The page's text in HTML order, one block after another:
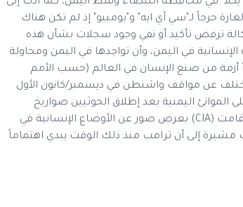
حرجاً لـ"سي آي ايه" و"بومبيو" إذ لم تكن هناك
ترفض تأكيد أو نفي وجود سجلات بشأن هذه
الإنسانية في اليمن، وأن تواجدها في اليمن ومحاولة
أزمة من صنع الإنسان في العالم (حسب الأمم
عن مواقف واشنطن في ديسمبر/كانون الأول
اليمنية بعد إطلاق الحوثيين صواريخ
بالستية باتجاه الرياض. وحسب وسائل إعلام أمريكية فقد قامت (CIA) بعرض صور عن الأوضاع الإنسانية في
مشيرة إلى أن ترامب منذ ذلك الوقت يبدي اهتماماً